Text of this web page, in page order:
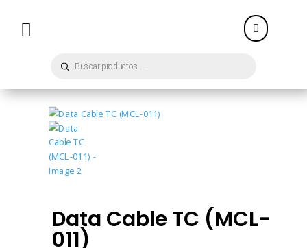
 
productos
Data Cable TC (MCL-
011)